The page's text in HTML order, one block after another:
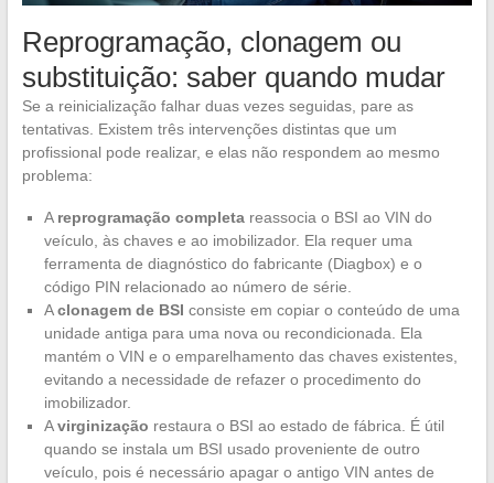
Reprogramação, clonagem ou
substituição: saber quando mudar
Se a reinicialização falhar duas vezes seguidas, pare as
tentativas. Existem três intervenções distintas que um
profissional pode realizar, e elas não respondem ao mesmo
problema:
A reprogramação completareassocia o BSI ao VIN do
veículo, às chaves e ao imobilizador. Ela requer uma
ferramenta de diagnóstico do fabricante (Diagbox) e o
código PIN relacionado ao número de série.
Aclonagem de BSI consiste em copiar o conteúdo de uma
unidade antiga para uma nova ou recondicionada. Ela
mantém o VIN e o emparelhamento das chaves existentes,
evitando a necessidade de refazer o procedimento do
imobilizador.
Avirginização restaura o BSI ao estado de fábrica. É útil
quando se instala um BSI usado proveniente de outro
veículo, pois é necessário apagar o antigo VIN antes de